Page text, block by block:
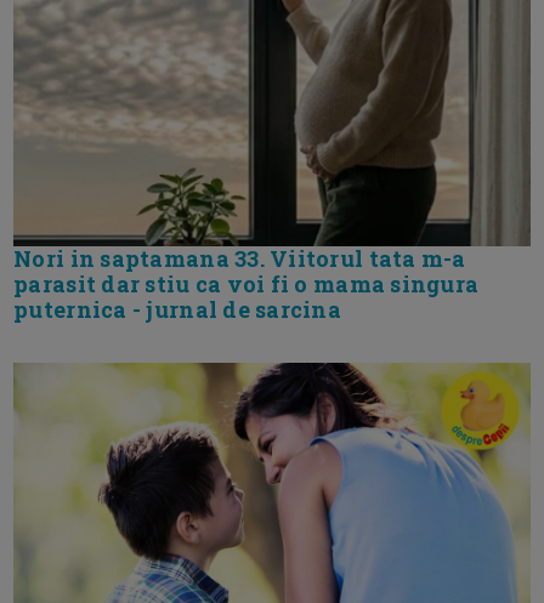
Nori in saptamana 33. Viitorul tata m-a
parasit dar stiu ca voi fi o mama singura
puternica - jurnal de sarcina